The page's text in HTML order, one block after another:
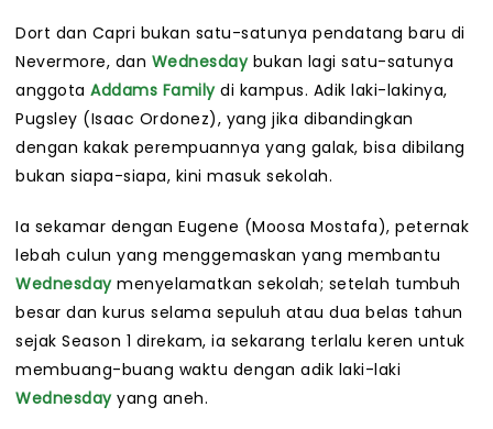
Dort dan Capri bukan satu-satunya pendatang baru di
Nevermore, dan Wednesdaybukan lagi satu-satunya
anggota Addams Familydi kampus. Adik laki-lakinya,
Pugsley (Isaac Ordonez), yang jika dibandingkan
dengan kakak perempuannya yang galak, bisa dibilang
bukan siapa-siapa, kini masuk sekolah.
Ia sekamar dengan Eugene (Moosa Mostafa), peternak
lebah culun yang menggemaskan yang membantu
Wednesdaymenyelamatkan sekolah; setelah tumbuh
besar dan kurus selama sepuluh atau dua belas tahun
sejak Season 1 direkam, ia sekarang terlalu keren untuk
membuang-buang waktu dengan adik laki-laki
Wednesdayyang aneh.